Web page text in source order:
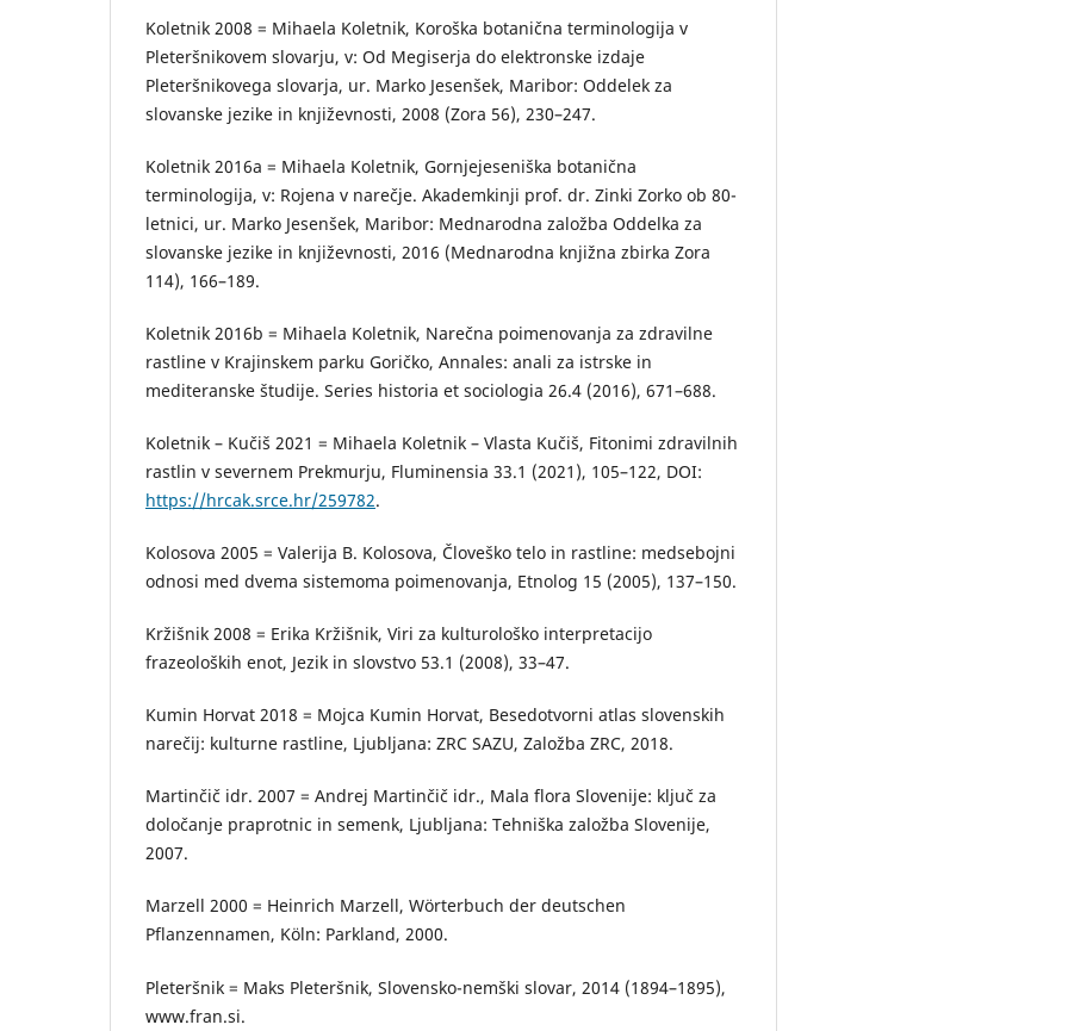
Koletnik 2008 = Mihaela Koletnik, Koroška botanična terminologija v
Pleteršnikovem slovarju, v: Od Megiserja do elektronske izdaje
Pleteršnikovega slovarja, ur. Marko Jesenšek, Maribor: Oddelek za
slovanske jezike in književnosti, 2008 (Zora 56), 230–247.
Koletnik 2016a = Mihaela Koletnik, Gornjejeseniška botanična
terminologija, v: Rojena v narečje. Akademkinji prof. dr. Zinki Zorko ob 80-
letnici, ur. Marko Jesenšek, Maribor: Mednarodna založba Oddelka za
slovanske jezike in književnosti, 2016 (Mednarodna knjižna zbirka Zora
114), 166–189.
Koletnik 2016b = Mihaela Koletnik, Narečna poimenovanja za zdravilne
rastline v Krajinskem parku Goričko, Annales: anali za istrske in
mediteranske študije. Series historia et sociologia 26.4 (2016), 671–688.
Koletnik – Kučiš 2021 = Mihaela Koletnik – Vlasta Kučiš, Fitonimi zdravilnih
rastlin v severnem Prekmurju, Fluminensia 33.1 (2021), 105–122, DOI:
https://hrcak.srce.hr/259782.
Kolosova 2005 = Valerija B. Kolosova, Človeško telo in rastline: medsebojni
odnosi med dvema sistemoma poimenovanja, Etnolog 15 (2005), 137–150.
Kržišnik 2008 = Erika Kržišnik, Viri za kulturološko interpretacijo
frazeoloških enot, Jezik in slovstvo 53.1 (2008), 33–47.
Kumin Horvat 2018 = Mojca Kumin Horvat, Besedotvorni atlas slovenskih
narečij: kulturne rastline, Ljubljana: ZRC SAZU, Založba ZRC, 2018.
Martinčič idr. 2007 = Andrej Martinčič idr., Mala flora Slovenije: ključ za
določanje praprotnic in semenk, Ljubljana: Tehniška založba Slovenije,
2007.
Marzell 2000 = Heinrich Marzell, Wörterbuch der deutschen
Pflanzennamen, Köln: Parkland, 2000.
Pleteršnik = Maks Pleteršnik, Slovensko-nemški slovar, 2014 (1894–1895),
www.fran.si.